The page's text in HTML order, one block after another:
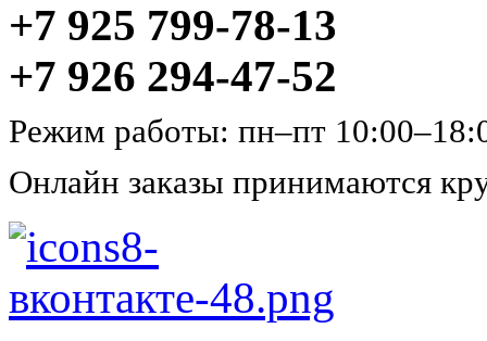
+7 925 799-78-13
+7 926 294-47-52
Режим работы: пн–пт
Онлайн заказы принимаются